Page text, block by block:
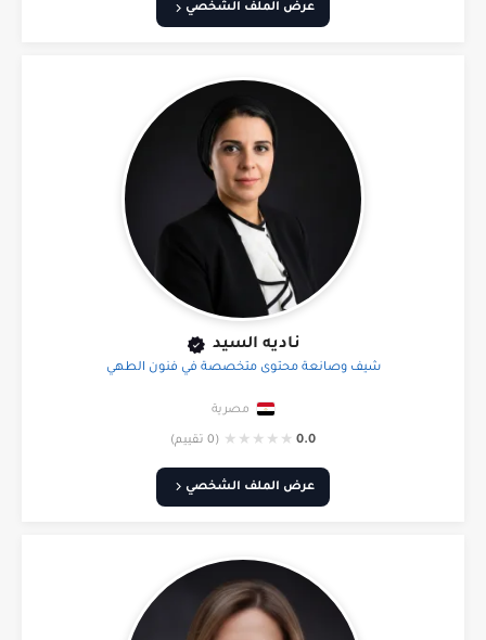
عرض الملف الشخصي
ناديه السيد
شيف وصانعة محتوى متخصصة في فنون الطهي
مصرية
0.0
★
★
★
★
★ (0 تقييم)
عرض الملف الشخصي